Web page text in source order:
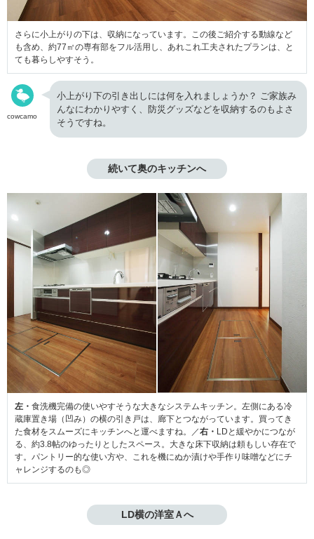
さらに小上がりの下は、収納になっています。この後ご紹介する動線など
も含め、約77㎡の専有部をフル活用し、あれこれ工夫されたプランは、と
ても暮らしやすそう。
cowcamo
小上がり下の引き出しには何を入れましょうか？ ご家族み
んなにわかりやすく、防災グッズなどを収納するのもよさ
そうですね。
続いて奥のキッチンへ
左・ 食洗機完備の使いやすそうな大きなシステムキッチン。左側にある冷
蔵庫置き場（凹み）の横の引き戸は、廊下とつながっています。買ってき
た食材をスムーズにキッチンへと運べますね。／右・ LDと緩やかにつなが
る、約3.8帖のゆったりとしたスペース。大きな床下収納は頼もしい存在で
す。パントリー的な使い方や、これを機にぬか漬けや手作り味噌などにチ
ャレンジするのも◎
LD横の洋室Ａへ